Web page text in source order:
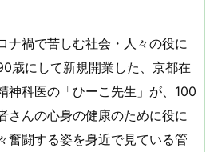
ナ禍で苦しむ社会・人々の役に
歳にして新規開業した、京都在
神科医の「ひーこ先生」が、100
さんの心身の健康のために役に
奮闘する姿を身近で見ている管